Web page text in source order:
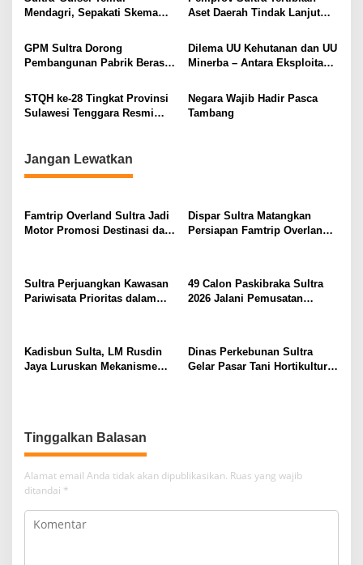
o
s
Mendagri, Sepakati Skema
Kawi-Kawia
Aset Daerah Tindak Lanjut
Dilakukan Secara Humanis
GPM Sultra Dorong
Pembangunan Pabrik Beras
Sentrum Pangan Nasional
Dilema UU Kehutanan dan UU
Minerba – Antara Eksploitasi
STQH ke-28 Tingkat Provinsi
Sulawesi Tenggara Resmi
Negara Wajib Hadir Pasca
Tambang
Jangan Lewatkan
Famtrip Overland Sultra Jadi
Motor Promosi Destinasi dan
Dispar Sultra Matangkan
Persiapan Famtrip Overland 3
Sultra Perjuangkan Kawasan
Pariwisata Prioritas dalam
49 Calon Paskibraka Sultra
2026 Jalani Pemusatan
Kadisbun Sulta, LM Rusdin
Jaya Luruskan Mekanisme
Dinas Perkebunan Sultra
Gelar Pasar Tani Hortikultura
Tinggalkan Balasan
Alamat email Anda tidak akan dipublikasikan. Ruas yang wajib
ditandai *